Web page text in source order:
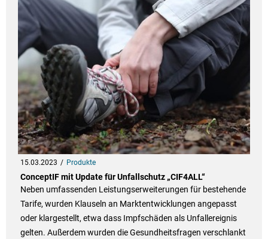
15.03.2023 Produkte
ConceptIF mit Update für Unfallschutz „CIF4ALL“
Neben umfassenden Leistungserweiterungen für bestehende
Tarife, wurden Klauseln an Marktentwicklungen angepasst
oder klargestellt, etwa dass Impfschäden als Unfallereignis
gelten. Außerdem wurden die Gesundheitsfragen verschlankt